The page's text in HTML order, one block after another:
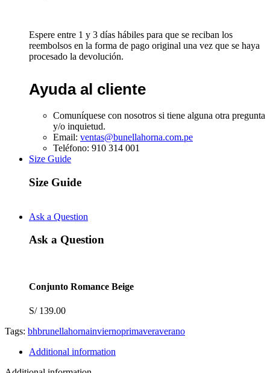
Espere entre 1 y 3 días hábiles para que se reciban los
reembolsos en la forma de pago original una vez que se haya
procesado la devolución.
Ayuda al cliente
Comuníquese con nosotros si tiene alguna otra pregunta
y/o inquietud.
Email: ventas@bunellahorna.com.pe
Teléfono: 910 314 001
Size Guide
Size Guide
Ask a Question
Ask a Question
Conjunto Romance Beige
S/139.00
Tags: bhbrunellahornainviernoprimaveraverano
Additional information